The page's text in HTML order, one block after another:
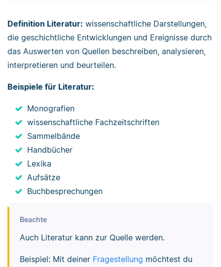
Definition Literatur: wissenschaftliche Darstellungen,
die geschichtliche Entwicklungen und Ereignisse durch
das Auswerten von Quellen beschreiben, analysieren,
interpretieren und beurteilen.
Beispiele für Literatur:
Monografien
wissenschaftliche Fachzeitschriften
Sammelbände
Handbücher
Lexika
Aufsätze
Buchbesprechungen
Beachte
Auch Literatur kann zur Quelle werden.
Beispiel: Mit deiner Fragestellung möchtest du